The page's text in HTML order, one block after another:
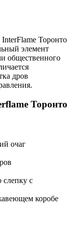
Торонто
элемент
общественного
дров
Торонто
очаг
с
коробе